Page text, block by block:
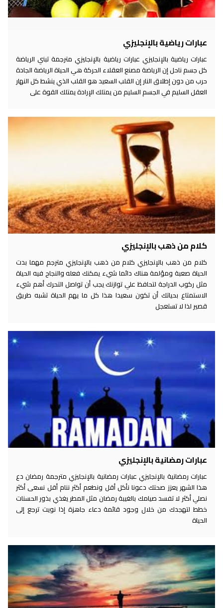
عبارات رياضية بالإنجليزي
عبارات رياضية بالإنجليزي عبارات رياضية بالإنجليزي مترجمة تبني الرياضة
كل جسم ناحل إن الرياضة مصنع العقلاء الحركة هي الحياة الرياضة الجادة
حرب من دون إطلاق النار إن القلب السعيد هو القلب الذي ينشط كل النهار
العقل السليم في الجسم السليم من يمتلك الإرادة يمتلك القوة على
كلام من ذهب بالإنجليزي
كلام من ذهب بالإنجليزي كلام من ذهب بالإنجليزي مترجم مهما بدت
الحياة صعبة ومؤلمة هناك دائما شيء يمكنك فعله والنجاح فيه الحياة
مثل ركوب الدراجة لتحافظ علي توازنك يجب أن تواصل التحرك أهم شيء
الاستمتاع بحياتك أن تكون سعيدا هذا كل ما يهم الحياة تشبه طريق
قصير لذا لا تستعجل
عبارات رمضانية بالإنجليزي
عبارات رمضانية بالإنجليزي عبارات رمضانية بالإنجليزي مترجمة رمضان دع
هذا الشهر يعزز صحتك دعونا نأكل أقل ونطعم أكثر ننام أقل نسعى أكثر
نصلي أكثر لا تفسد صيامك بالغيبة رمضان مثل المطر يغذي بذور الحسنات
خطط لتهجدك من خلال وجود قائمة دعاء جاهزة إذا نويت ترجع إلى
الحياة